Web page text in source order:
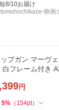
8/10お届け
tomohochikaze-映画
ップガン マーヴ
白フレーム付き
円
5% （ 154pt）